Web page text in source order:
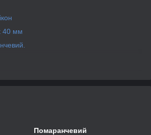
40 мм
Помаранчевий